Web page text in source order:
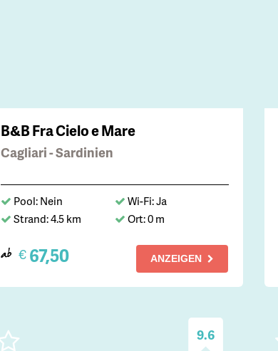
B&B Fra Cielo e Mare
Cagliari - Sardinien
Pool: Nein
Wi-Fi: Ja
Strand: 4.5 km
Ort: 0 m
ab € 67,50 ANZEIGEN
9.6